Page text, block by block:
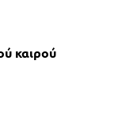
καιρού